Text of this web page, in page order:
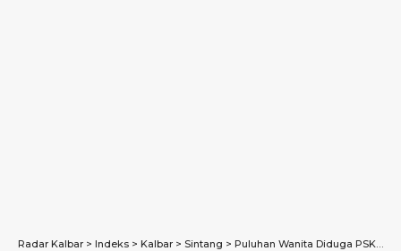
Radar Kalbar > Indeks > Kalbar > Sintang > Puluhan Wanita Diduga PSK Terjaring Ops Pekat Polsek Sintang Kota